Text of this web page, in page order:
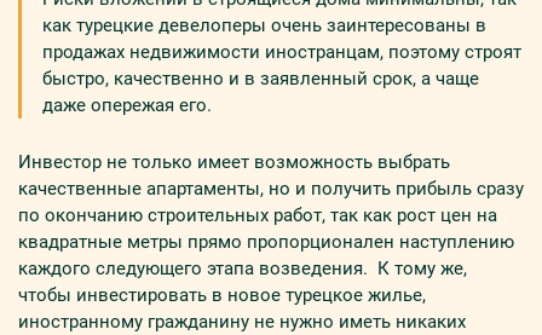
как турецкие девелоперы очень заинтересованы в
продажах недвижимости иностранцам, поэтому строят
быстро, качественно и в заявленный срок, а чаще
даже опережая его.
Инвестор не только имеет возможность выбрать
качественные апартаменты, но и получить прибыль сразу
по окончанию строительных работ, так как рост цен на
квадратные метры прямо пропорционален наступлению
каждого следующего этапа возведения. К тому же,
чтобы инвестировать в новое турецкое жилье,
иностранному гражданину не нужно иметь никаких